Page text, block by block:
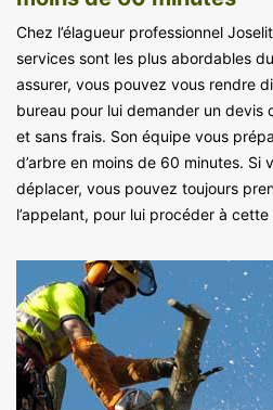
Chez l’élagueur professionnel
services sont les plus abordables
assurer, vous pouvez vous rendre
bureau pour lui demander un devis
et sans frais. Son équipe vous
d’arbre en moins de 60 minutes. Si
déplacer, vous pouvez toujours
l’appelant, pour lui procéder à